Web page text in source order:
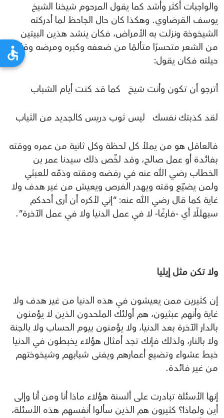
والواجبات أكثر وأشد كما يقول المرحوم شيخنا الشيخ
يوسف القرضاوي. وهكذا كان حال الجاحظ لما أدركته
الشيخوخة ونزلت به الأمراض، فكان ينشد هذين البيتين
من الشعر متحسرًا متألمًا من ضعفه وكبره ومرضه وقلة
حيلته فكان يقول:
أترجو أن تكون وأنت شيخ كما قد كنت أيام الشباب
لقد كذبتك نفسك ليس ثوب دريس كالجديد من الثياب
فالعاقل هو من يملأ كل لحظة وكل ثانية من عمره ووقته
بفائدة أو عمل صالح، وقد لخّص ذلك سيدنا عمر بن
الخطاب رضي الله عنه في رفضه ومقته وذمّه للعبثي
ولمن يضيّع وقته ويهدر الفرص ويعيش من غير هدف ولا
غاية كما قال رضي الله عنه: “إني لأكره أن أرى أحدكم
سبهللًا أي -فارغًا- لا في عمل الدنيا ولا في عمل الآخرة”.
ولا تكن مثل إيليا
إن كثيرين ممن يعيشون في هذه الدنيا من غير هدف ولا
غاية وأنهم عبثيون، هم أولئك الملحدون الذين لا يؤمنون
بالدار الآخرة بعد الدنيا، ولا يؤمنون بيوم الحساب ولا بالجنة
ولا بالنار، ولذلك فإنك تجد أمثال هؤلاء يخبطون في الدنيا
خبط عشواء وتضيع أعمارهم ويفنى شبابهم وشيخوختهم
من غير فائدة.
إنها الأسئلة تبادرت على ألسنة هؤلاء ماذا أنا ومن أنا وإلى
أين ولماذا؟ كثيرون هم الذين سألوا أنفسهم هذه الأسئلة،